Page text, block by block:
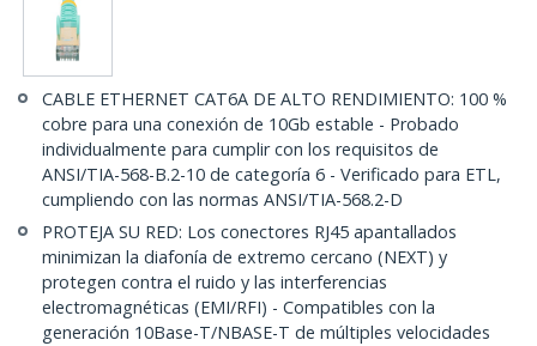
CABLE ETHERNET CAT6A DE ALTO RENDIMIENTO: 100 %
cobre para una conexión de 10Gb estable - Probado
individualmente para cumplir con los requisitos de
ANSI/TIA-568-B.2-10 de categoría 6 - Verificado para ETL,
cumpliendo con las normas ANSI/TIA-568.2-D
PROTEJA SU RED: Los conectores RJ45 apantallados
minimizan la diafonía de extremo cercano (NEXT) y
protegen contra el ruido y las interferencias
electromagnéticas (EMI/RFI) - Compatibles con la
generación 10Base-T/NBASE-T de múltiples velocidades